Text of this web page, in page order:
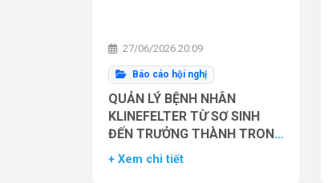
27/06/2026 20:09
Báo cáo hội nghị
QUẢN LÝ BỆNH NHÂN
KLINEFELTER TỪ SƠ SINH
ĐẾN TRƯỞNG THÀNH TRONG
THỰC HÀNH HỖ TRỢ SINH
+ Xem chi tiết